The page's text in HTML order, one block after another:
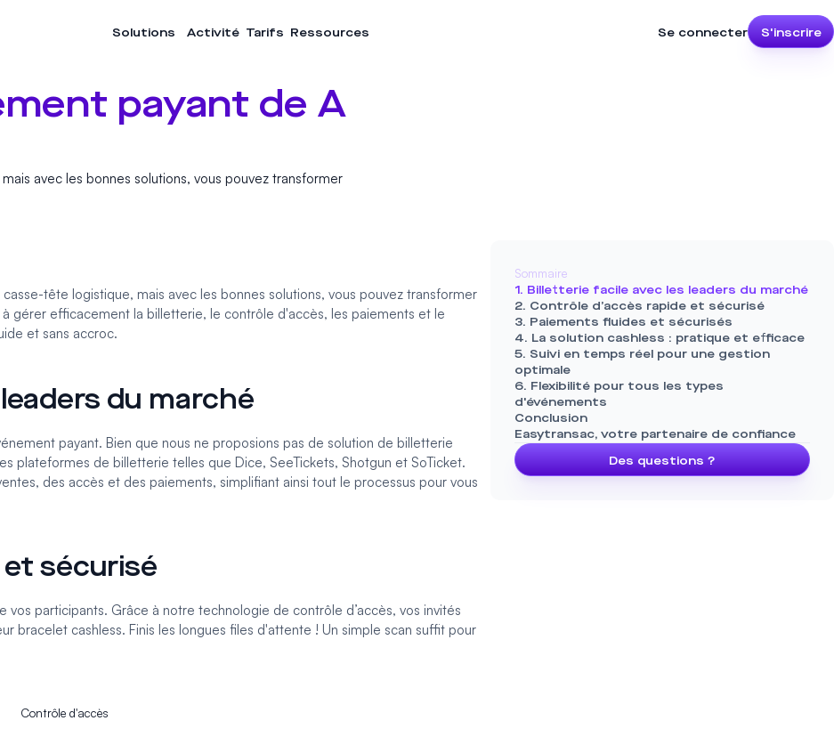
Solutions Activité Tarifs Ressources Se connecter S'inscrire
payant de A
avec les bonnes solutions, vous pouvez transformer
tête logistique, mais avec les bonnes solutions, vous pouvez transformer
à gérer efficacement la billetterie, le contrôle d'accès, les paiements et le
et sans accroc.
du marché
payant. Bien que nous ne proposions pas de solution de billetterie
plateformes de billetterie telles que Dice, SeeTickets, Shotgun et SoTicket.
des accès et des paiements, simplifiant ainsi tout le processus pour vous
et sécurisé
vos participants. Grâce à notre technologie de contrôle d’accès, vos invités
bracelet cashless. Finis les longues files d'attente ! Un simple scan suffit pour
Contrôle d'accès
Sommaire
1. Billetterie facile avec les leaders du marché
2. Contrôle d’accès rapide et sécurisé
3. Paiements fluides et sécurisés
4. La solution cashless : pratique et efficace
5. Suivi en temps réel pour une gestion
optimale
6. Flexibilité pour tous les types
d'événements
Conclusion
Easytransac, votre partenaire de confiance
Des questions ?